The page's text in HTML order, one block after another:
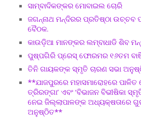
ସାମ୍ବାଦିକଙ୍କର ମୋବାଇଲ ଚୋରି
ଜଗନ୍ନାଥ ମନ୍ଦିରର ପ୍ରତିଷ୍ଠା ଉଚ୍ଚବ
ବୈଠକ.
କାଉଡ଼ିଆ ମାନଙ୍କର ଲମ୍ବାଧାଡି ଶିବ
ପୁଷ୍ପଗିରି ପ୍ରେସ୍ ଫୋରମର ୧୬ତମ
ତିନି ଗାୟକଙ୍କ ସ୍ମୃତି ଚାରଣ ସଭା
**ଯାଜପୁରରେ ମହାସମାରୋହରେ ପାଳିତ
ତ୍ରିରଙ୍ଗା’ ଏବଂ ‘ବିଭାଜନ ବିଭୀଷିକା
ନେଇ ଜିଲ୍ଲାପାଳଙ୍କ ଅଧ୍ୟକ୍ଷତାରେ
ଅନୁଷ୍ଠିତ**